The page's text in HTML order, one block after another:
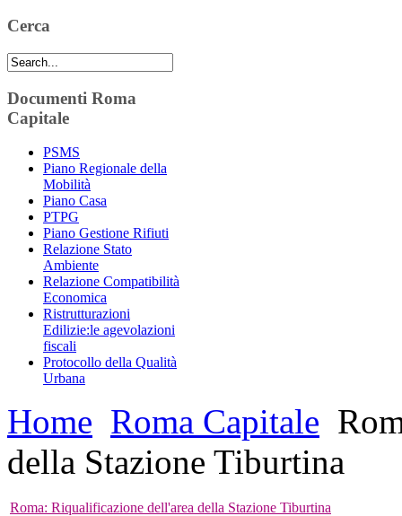
Cerca
Documenti Roma
Capitale
PSMS
Piano Regionale della
Mobilità
Piano Casa
PTPG
Piano Gestione Rifiuti
Relazione Stato
Ambiente
Relazione Compatibilità
Economica
Ristrutturazioni
Edilizie:le agevolazioni
fiscali
Protocollo della Qualità
Urbana
Home Roma Capitale
della Stazione Tiburtina
Roma: Riqualificazione dell'area della Stazione Tiburtina